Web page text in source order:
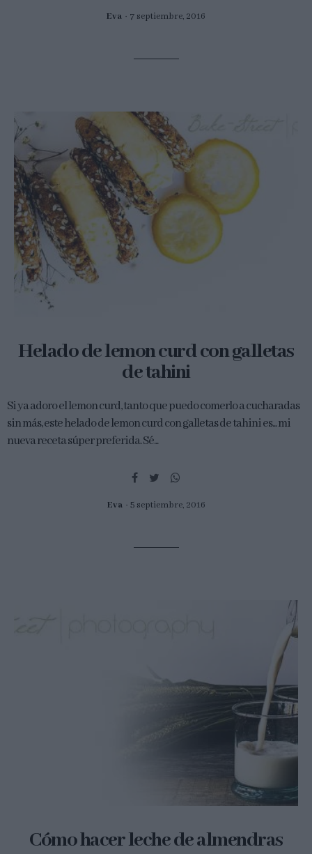
Eva 7 septiembre, 2016
Helado de lemon curd con galletas
de tahini
Si ya adoro el lemon curd, tanto que puedo comerlo a cucharadas
sin más, este helado de lemon curd con galletas de tahini es... mi
nueva receta súper preferida. Sé...
Eva 5 septiembre, 2016
Cómo hacer leche de almendras